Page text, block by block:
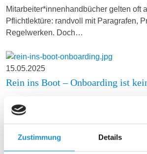
Zustimmung Details
Mitarbeiter*innenhandbücher gelten oft
Pflichtlektüre: randvoll mit Paragrafen,
Regelwerken. Doch…
15.05.2025
Rein ins Boot – Onboarding ist
Kapitel. Und doch: kein Willkommen.
Kein Platz im…